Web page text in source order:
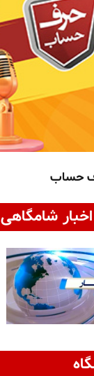
حساب
شامگاهی